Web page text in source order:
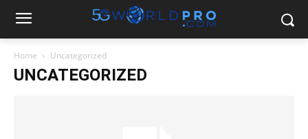
Home Uncategorized
UNCATEGORIZED